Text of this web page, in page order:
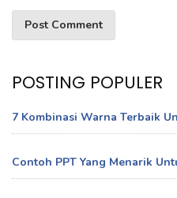
POSTING POPULER
7 Kombinasi Warna Terbaik
Contoh PPT Yang Menarik